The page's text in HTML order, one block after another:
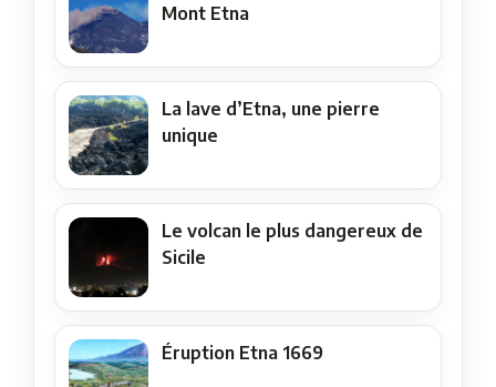
Mont Etna
La lave d’Etna, une pierre
unique
Le volcan le plus dangereux de
Sicile
Éruption Etna 1669